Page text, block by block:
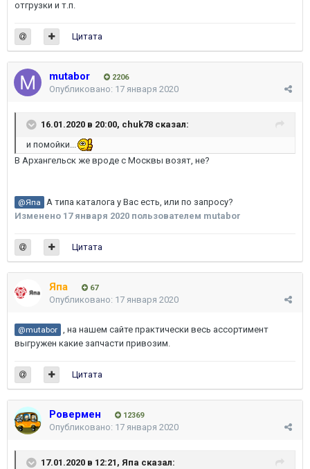
отгрузки и т.п.
Цитата
mutabor 2206
Опубликовано: 17 января 2020
16.01.2020 в 20:00, chuk78 сказал:
и помойки...
В Архангельск же вроде с Москвы возят, не?
@Япа
А типа каталога у Вас есть, или по запросу?
Изменено 17 января 2020 пользователем mutabor
Цитата
Япа 67
Опубликовано: 17 января 2020
@mutabor
, на нашем сайте практически весь ассортимент
выгружен какие запчасти привозим.
Цитата
Ровермен 12369
Опубликовано: 17 января 2020
17.01.2020 в 12:21, Япа сказал: